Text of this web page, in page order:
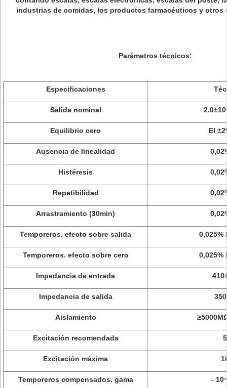
industrias de comidas, los productos farmacéuticos y otros
Parámetros técnicos:
Especificaciones
Salida nominal
Equilibrio cero El
Ausencia de linealidad
Histéresis
Repetibilidad
Arrastramiento (30min)
Temporeros. efecto sobre salida 0,025%
Temporeros. efecto sobre cero 0,025%
Impedancia de entrada
Impedancia de salida
Aislamiento
Excitación recomendada
Excitación máxima
Temporeros compensados. gama -